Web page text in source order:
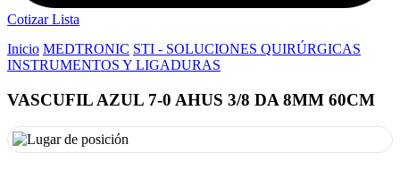
Cotizar Lista
Inicio MEDTRONIC STI - SOLUCIONES QUIRÚRGICAS
INSTRUMENTOS Y LIGADURAS
VASCUFIL AZUL 7-0 AHUS 3/8 DA 8MM 60CM